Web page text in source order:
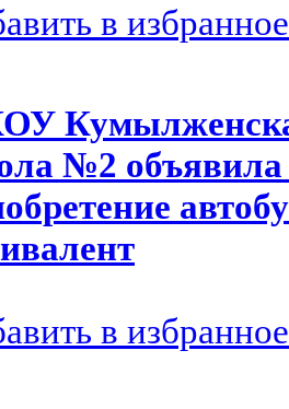
в избранное
№2 объявила
в избранное